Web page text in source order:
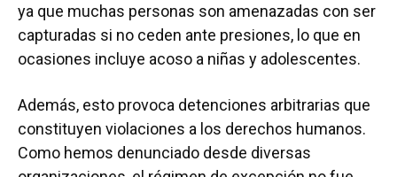
ya que muchas personas son amenazadas con ser
capturadas si no ceden ante presiones, lo que en
ocasiones incluye acoso a niñas y adolescentes.
Además, esto provoca detenciones arbitrarias que
constituyen violaciones a los derechos humanos.
Como hemos denunciado desde diversas